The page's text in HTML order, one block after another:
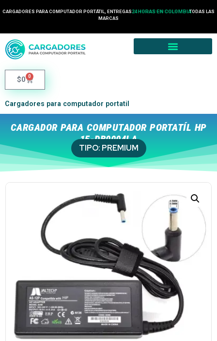
CARGADORES PARA COMPUTADOR PORTÁTIL, ENTREGAS 24 HORAS EN COLOMBIATODAS LAS
MARCAS
$0 0
Cargadores para computador portatil
CARGADOR PARA COMPUTADOR PORTATÍL HP
15-DB0004LA
TIPO: PREMIUM